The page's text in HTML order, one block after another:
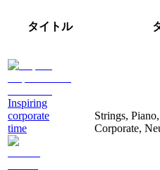
タイトル
Inspiring
corporate
time
Strings,
Corporate,